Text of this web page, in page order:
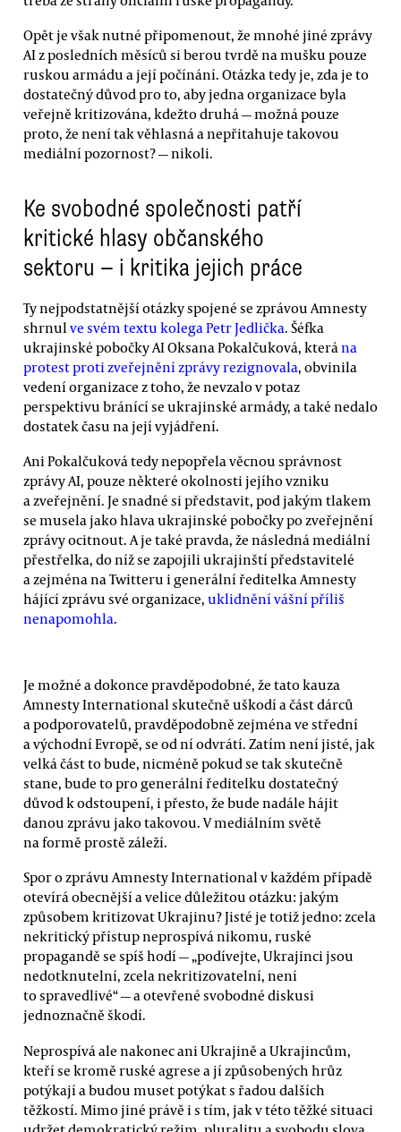
Opět je však nutné připomenout, že mnohé jiné zprávy
AI z posledních měsíců si berou tvrdě na mušku pouze
ruskou armádu a její počínání. Otázka tedy je, zda je to
dostatečný důvod pro to, aby jedna organizace byla
veřejně kritizována, kdežto druhá — možná pouze
proto, že není tak věhlasná a nepřitahuje takovou
mediální pozornost? — nikoli.
Ke svobodné společnosti patří
kritické hlasy občanského
sektoru — i kritika jejich práce
Ty nejpodstatnější otázky spojené se zprávou Amnesty
shrnul ve svém textu kolega Petr Jedlička. Šéfka
ukrajinské pobočky AI Oksana Pokalčuková, která na
protest proti zveřejnění zprávy rezignovala, obvinila
vedení organizace z toho, že nevzalo v potaz
perspektivu bránící se ukrajinské armády, a také nedalo
dostatek času na její vyjádření.
Ani Pokalčuková tedy nepopřela věcnou správnost
zprávy AI, pouze některé okolnosti jejího vzniku
a zveřejnění. Je snadné si představit, pod jakým tlakem
se musela jako hlava ukrajinské pobočky po zveřejnění
zprávy ocitnout. A je také pravda, že následná mediální
přestřelka, do níž se zapojili ukrajinští představitelé
a zejména na Twitteru i generální ředitelka Amnesty
hájící zprávu své organizace, uklidnění vášní příliš
nenapomohla.
Je možné a dokonce pravděpodobné, že tato kauza
Amnesty International skutečně uškodí a část dárců
a podporovatelů, pravděpodobně zejména ve střední
a východní Evropě, se od ní odvrátí. Zatím není jisté, jak
velká část to bude, nicméně pokud se tak skutečně
stane, bude to pro generální ředitelku dostatečný
důvod k odstoupení, i přesto, že bude nadále hájit
danou zprávu jako takovou. V mediálním světě
na formě prostě záleží.
Spor o zprávu Amnesty International v každém případě
otevírá obecnější a velice důležitou otázku: jakým
způsobem kritizovat Ukrajinu? Jisté je totiž jedno: zcela
nekritický přístup neprospívá nikomu, ruské
propagandě se spíš hodí — „podívejte, Ukrajinci jsou
nedotknutelní, zcela nekritizovatelní, není
to spravedlivé“ — a otevřené svobodné diskusi
jednoznačně škodí.
Neprospívá ale nakonec ani Ukrajině a Ukrajincům,
kteří se kromě ruské agrese a jí způsobených hrůz
potýkají a budou muset potýkat s řadou dalších
těžkostí. Mimo jiné právě i s tím, jak v této těžké situaci